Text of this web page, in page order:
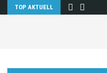
TOP AKTUELL